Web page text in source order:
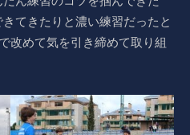
てきたりと濃い練習だったと
改めて気を引き締めて取り組